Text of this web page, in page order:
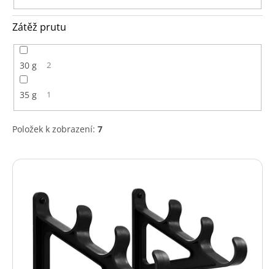
Zátěž prutu
30 g 2
35 g 1
Položek k zobrazení: 7